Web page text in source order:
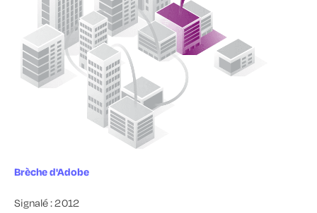
Brèche d'Adobe
Signalé : 2012